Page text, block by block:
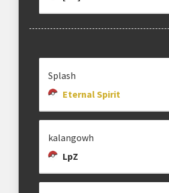
Splash
Eternal Spirit
kalangowh
LpZ